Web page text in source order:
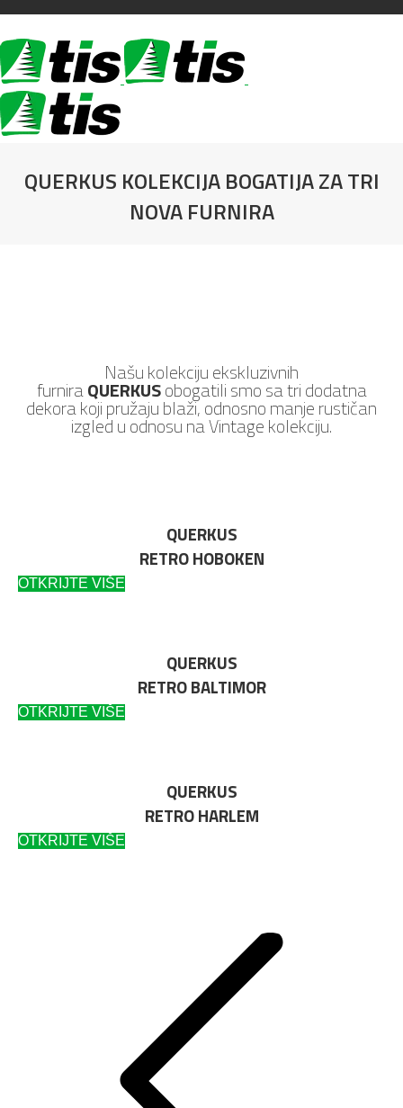
QUERKUS KOLEKCIJA BOGATIJA ZA TRI
NOVA FURNIRA
Našu kolekciju ekskluzivnih
furniraQUERKUSobogatili smo sa tri dodatna
dekora koji pružaju blaži, odnosno manje rustičan
izgled u odnosu na Vintage kolekciju.
QUERKUS
RETRO HOBOKEN
OTKRIJTE VIŠE
QUERKUS
RETRO BALTIMOR
OTKRIJTE VIŠE
QUERKUS
RETRO HARLEM
OTKRIJTE VIŠE